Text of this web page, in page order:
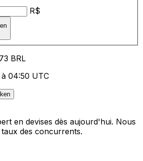
R$
BRL
04:50 UTC
en devises dès aujourd'hui. Nous
des concurrents.